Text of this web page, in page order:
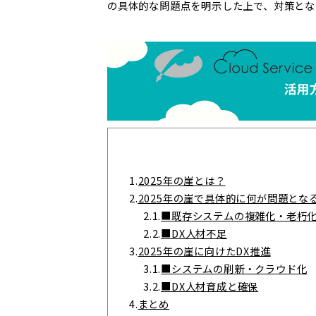
の具体的な問題点を明示した上で、対策と
1.2025年の崖とは？
2.2025年の崖で具体的に何が問題とな
2.1.■既存システムの複雑化・老朽
2.2.■DX人材不足
3.2025年の崖に向けたDX推進
3.1.■システムの刷新・クラウド化
3.2.■DX人材育成と確保
4.まとめ